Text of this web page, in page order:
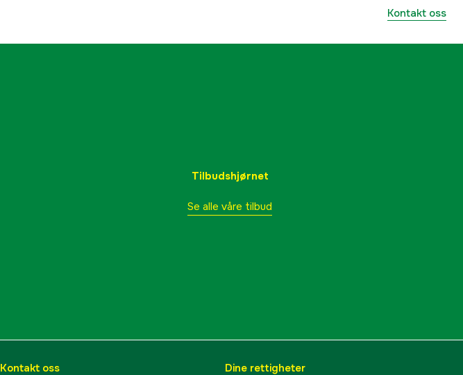
Hydrostatisk AWD
Effekt 9.7 kW
Kontakt oss
Tilbudshjørnet
Se alle våre tilbud
Kontakt oss Dine rettigheter